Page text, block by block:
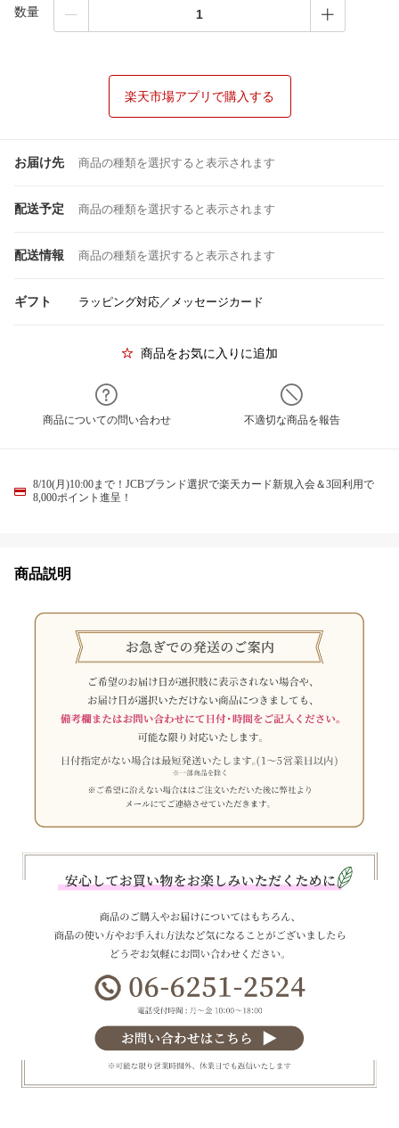
数量
楽天市場アプリで購入する
お届け先 商品の種類を選択すると表示されます
配送予定 商品の種類を選択すると表示されます
配送情報 商品の種類を選択すると表示されます
ギフト ラッピング対応／メッセージカード
商品をお気に入りに追加
商品についての問い合わせ 不適切な商品を報告
8/10(月)10:00まで！JCBブランド選択で楽天カード新規入会＆3回利用で
8,000ポイント進呈！
商品説明